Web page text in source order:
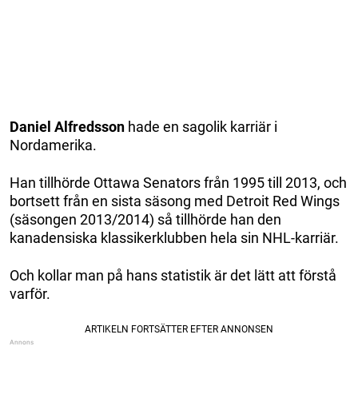
Daniel Alfredsson hade en sagolik karriär i
Nordamerika.
Han tillhörde Ottawa Senators från 1995 till 2013, och
bortsett från en sista säsong med Detroit Red Wings
(säsongen 2013/2014) så tillhörde han den
kanadensiska klassikerklubben hela sin NHL-karriär.
Och kollar man på hans statistik är det lätt att förstå
varför.